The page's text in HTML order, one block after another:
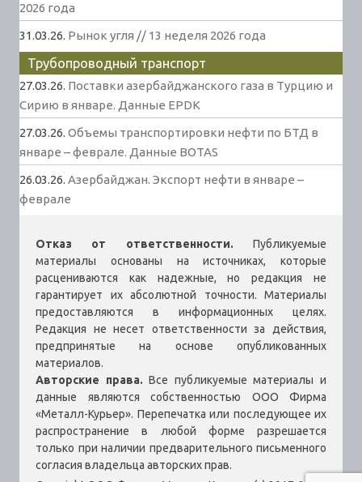
2026 года
31.03.26. Рынок угля // 13 неделя 2026 года
Трубопроводный транспорт
27.03.26. Поставки азербайджанского газа в Турцию и
Сирию в январе. Данные EPDK
27.03.26. Объемы транспортировки нефти по БТД в
январе – феврале. Данные BOTAS
26.03.26. Азербайджан. Экспорт нефти в январе –
феврале
Отказ от ответственности. Публикуемые
материалы основаны на источниках, которые
расцениваются как надежные, но редакция не
гарантирует их абсолютной точности. Материалы
предоставляются в информационных целях.
Редакция не несет ответственности за действия,
предпринятые на основе опубликованных
материалов.
Авторские права. Все публикуемые материалы и
данные являются собственностью ООО Фирма
«Металл-Курьер». Перепечатка или последующее их
распространение в любой форме разрешается
только при наличии предварительного письменного
согласия владельца авторских прав.